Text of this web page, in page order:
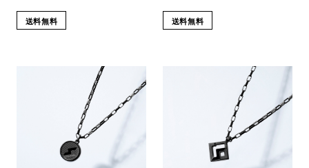
送料無料 送料無料